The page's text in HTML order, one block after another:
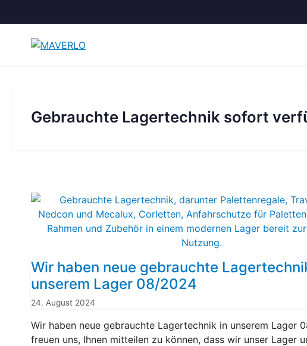
Inhalt
springen
Gebrauchte Lagertechnik sofort
Wir haben neue gebrauchte
unserem Lager 08/2024
24. August 2024
Wir haben neue gebrauchte Lagertechnik in unserem Lager
freuen uns, Ihnen mitteilen zu können, dass wir unser Lager